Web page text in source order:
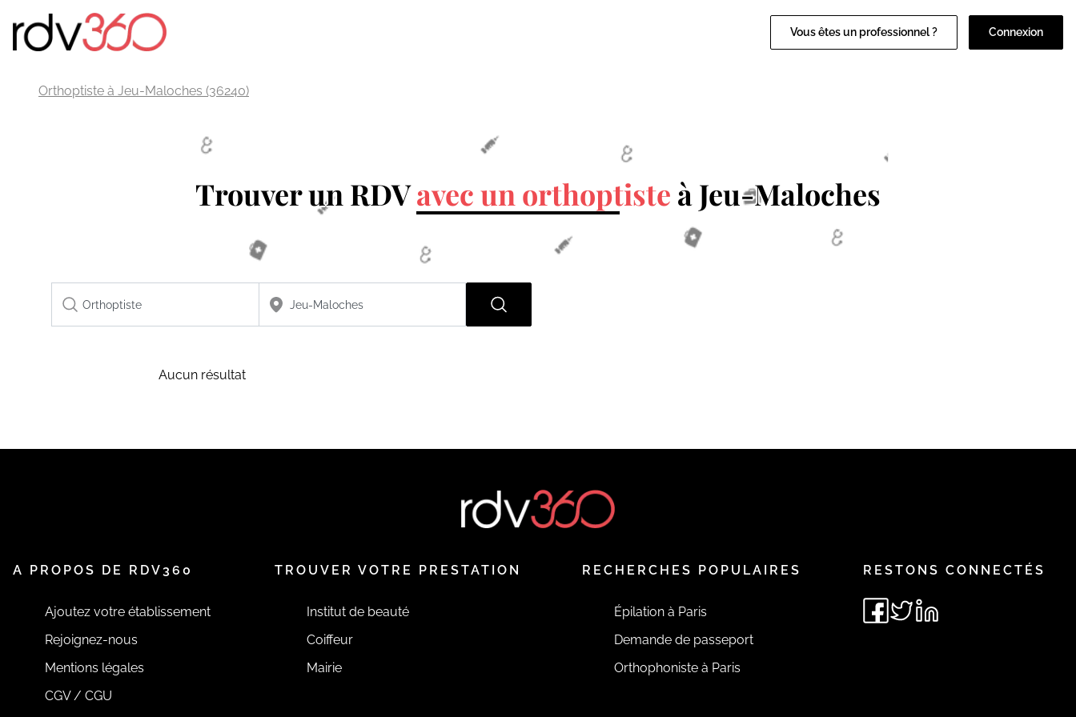
Vous êtes un professionnel ? Connexion
Orthoptiste à Jeu-Maloches (36240)
Trouver un RDVavec un orthoptiste à Jeu-Maloches
Aucun résultat
A PROPOS DE RDV360
Ajoutez votre établissement
Rejoignez-nous
Mentions légales
CGV / CGU
TROUVER VOTRE PRESTATION
Institut de beauté
Coiffeur
Mairie
RECHERCHES POPULAIRES
Épilation à Paris
Demande de passeport
Orthophoniste à Paris
RESTONS CONNECTÉS